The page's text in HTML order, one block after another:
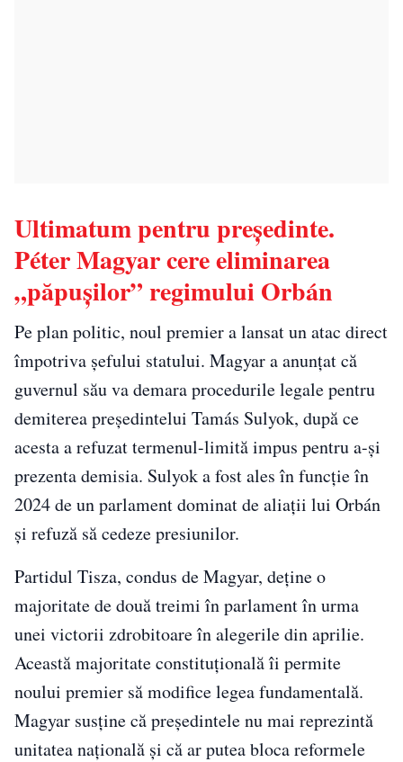
Ultimatum pentru președinte.
Péter Magyar cere eliminarea
„păpușilor” regimului Orbán
Pe plan politic, noul premier a lansat un atac direct
împotriva șefului statului. Magyar a anunțat că
guvernul său va demara procedurile legale pentru
demiterea președintelui Tamás Sulyok, după ce
acesta a refuzat termenul-limită impus pentru a-și
prezenta demisia. Sulyok a fost ales în funcție în
2024 de un parlament dominat de aliații lui Orbán
și refuză să cedeze presiunilor.
Partidul Tisza, condus de Magyar, deține o
majoritate de două treimi în parlament în urma
unei victorii zdrobitoare în alegerile din aprilie.
Această majoritate constituțională îi permite
noului premier să modifice legea fundamentală.
Magyar susține că președintele nu mai reprezintă
unitatea națională și că ar putea bloca reformele